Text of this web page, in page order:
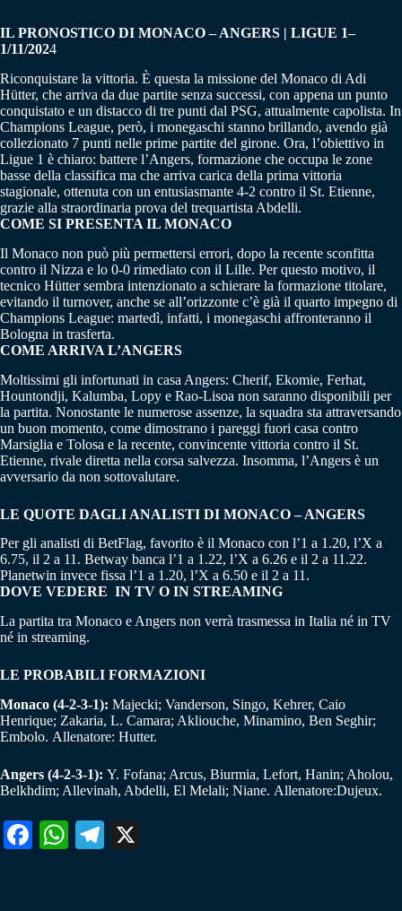
IL PRONOSTICO DI MONACO – ANGERS | LIGUE 1–
1/11/2024
Riconquistare la vittoria. È questa la missione del Monaco di Adi
Hütter, che arriva da due partite senza successi, con appena un punto
conquistato e un distacco di tre punti dal PSG, attualmente capolista. In
Champions League, però, i monegaschi stanno brillando, avendo già
collezionato 7 punti nelle prime partite del girone. Ora, l’obiettivo in
Ligue 1 è chiaro: battere l’Angers, formazione che occupa le zone
basse della classifica ma che arriva carica della prima vittoria
stagionale, ottenuta con un entusiasmante 4-2 contro il St. Etienne,
grazie alla straordinaria prova del trequartista Abdelli.
COME SI PRESENTA IL MONACO
Il Monaco non può più permettersi errori, dopo la recente sconfitta
contro il Nizza e lo 0-0 rimediato con il Lille. Per questo motivo, il
tecnico Hütter sembra intenzionato a schierare la formazione titolare,
evitando il turnover, anche se all’orizzonte c’è già il quarto impegno di
Champions League: martedì, infatti, i monegaschi affronteranno il
Bologna in trasferta.
COME ARRIVA L’ANGERS
Moltissimi gli infortunati in casa Angers: Cherif, Ekomie, Ferhat,
Hountondji, Kalumba, Lopy e Rao-Lisoa non saranno disponibili per
la partita. Nonostante le numerose assenze, la squadra sta attraversando
un buon momento, come dimostrano i pareggi fuori casa contro
Marsiglia e Tolosa e la recente, convincente vittoria contro il St.
Etienne, rivale diretta nella corsa salvezza. Insomma, l’Angers è un
avversario da non sottovalutare.
LE QUOTE DAGLI ANALISTI DI MONACO – ANGERS
Per gli analisti di BetFlag, favorito è il Monaco con l’1 a 1.20, l’X a
6.75, il 2 a 11. Betway banca l’1 a 1.22, l’X a 6.26 e il 2 a 11.22.
Planetwin invece fissa l’1 a 1.20, l’X a 6.50 e il 2 a 11.
DOVE VEDERE IN TV O IN STREAMING
La partita tra Monaco e Angers non verrà trasmessa in Italia né in TV
né in streaming.
LE PROBABILI FORMAZIONI
Monaco (4-2-3-1): Majecki; Vanderson, Singo, Kehrer, Caio
Henrique; Zakaria, L. Camara; Akliouche, Minamino, Ben Seghir;
Embolo. Allenatore: Hutter.
Angers (4-2-3-1): Y. Fofana; Arcus, Biurmia, Lefort, Hanin; Aholou,
Belkhdim; Allevinah, Abdelli, El Melali; Niane. Allenatore:Dujeux.
Fa W
Te